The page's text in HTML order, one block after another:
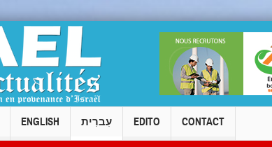
ENGLISH עִברִית EDITO CONTACT